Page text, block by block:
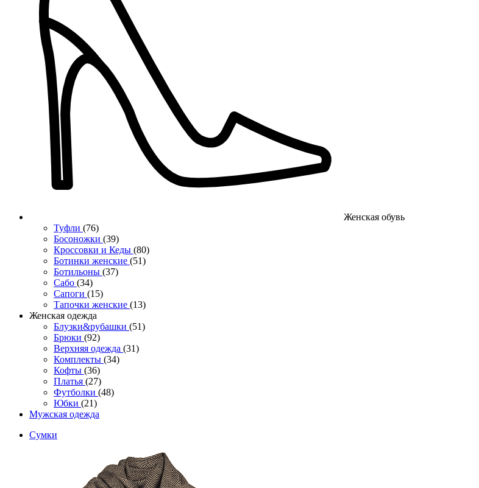
Женcкая обувь
Туфли (76)
Босоножки (39)
Кроссовки и Кеды (80)
Ботинки женские (51)
Ботильоны (37)
Сабо (34)
Сапоги (15)
Тапочки женские (13)
Женская одежда
Блузки&рубашки (51)
Брюки (92)
Верхняя одежда (31)
Комплекты (34)
Кофты (36)
Платья (27)
Футболки (48)
Юбки (21)
Мужская одежда
Сумки